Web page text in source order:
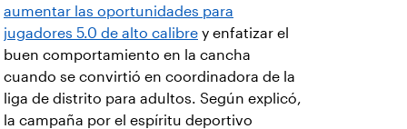
aumentar las oportunidades para
jugadores 5.0 de alto calibre y enfatizar el
buen comportamiento en la cancha
cuando se convirtió en coordinadora de la
liga de distrito para adultos. Según explicó,
la campaña por el espíritu deportivo